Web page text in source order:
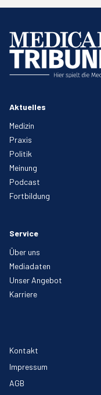
Aktuelles
Medizin
Praxis
Politik
Meinung
Podcast
Fortbildung
Service
Über uns
Mediadaten
Unser Angebot
Karriere
Kontakt
Impressum
AGB